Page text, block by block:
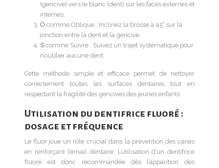
(gencive) vers le blanc (dent) sur les faces externes et
internes.
O comme Oblique : Inclinez la brosse à 45° sur la
jonction entre la dent et la gencive.
Scomme Suivre : Suivez un trajet systématique pour
n’oublier aucune dent.
Cette méthode simple et efficace permet de nettoyer
correctement toutes les surfaces dentaires tout en
respectant la fragilité des gencives des jeunes enfants.
Utilisation du dentifrice fluoré :
dosage et fréquence
Le fluor joue un rôle crucial dans la prévention des caries
en renforçant l’émail dentaire. L’utilisation d’un dentifrice
fluoré est donc recommandée dès l’apparition des